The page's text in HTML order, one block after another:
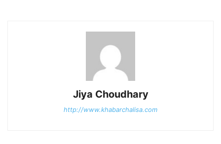
Jiya Choudhary
http://www.khabarchalisa.com